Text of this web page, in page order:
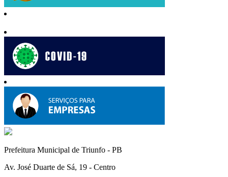
Prefeitura Municipal de Triunfo - PB
Av. José Duarte de Sá, 19 - Centro